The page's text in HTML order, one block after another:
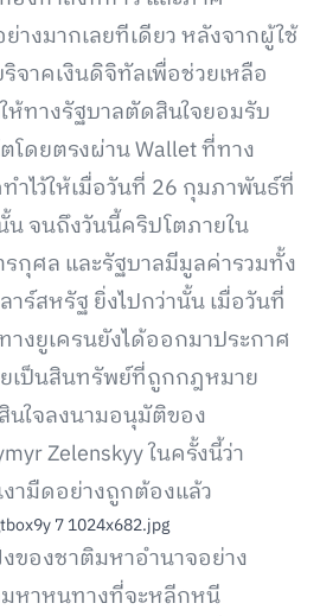
างมากเลยทีเดียว หลังจากผู้ใช้
จาคเงินดิจิทัลเพื่อช่วยเหลือ
ห้ทางรัฐบาลตัดสินใจยอมรับ
โดยตรงผ่าน Wallet ที่ทาง
ำไว้ให้เมื่อวันที่ 26 กุมภาพันธ์ที่
จนถึงวันนี้คริปโตภายใน
กุศล และรัฐบาลมีมูลค่ารวมทั้ง
ร์สหรัฐ ยิ่งไปกว่านั้น เมื่อวันที่
งยูเครนยังได้ออกมาประกาศ
เป็นสินทรัพย์ที่ถูกกฎหมาย
ใจลงนามอนุมัติของ
Zelenskyy ในครั้งนี้ว่า
ามืดอย่างถูกต้องแล้ว
ของชาติมหาอำนาจอย่าง
มหาหนทางที่จะหลีกหนี